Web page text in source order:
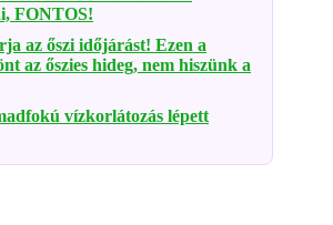
FONTOS!
az őszi időjárást! Ezen a
az őszies hideg, nem hiszünk a
vízkorlátozás lépett